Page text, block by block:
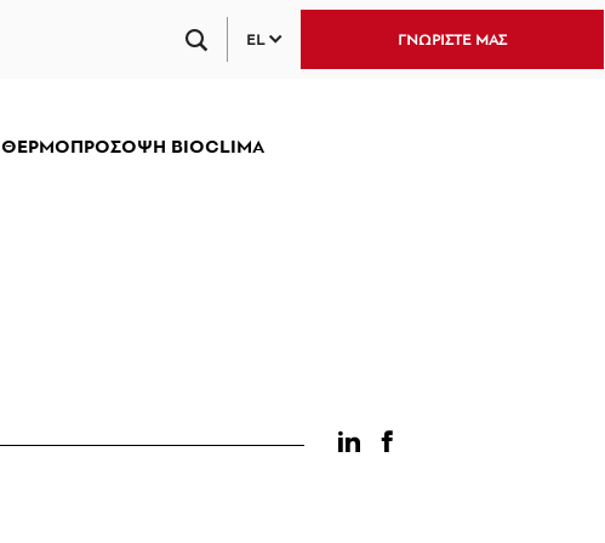
EL ΓΝΩΡΙΣΤΕ ΜΑΣ
ΘΕΡΜΟΠΡΟΣΟΨΗ BIOCLIMA